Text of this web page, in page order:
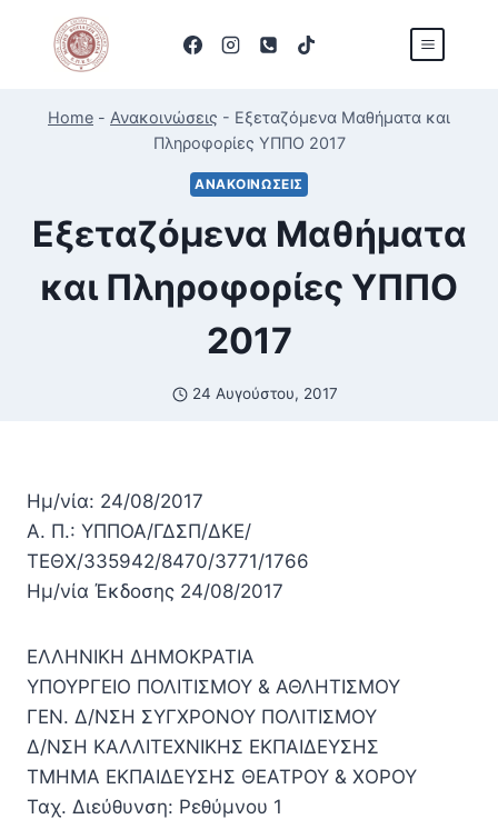
content
Home - Ανακοινώσεις - Εξεταζόμενα Μαθήματα και
Πληροφορίες ΥΠΠΟ 2017
ΑΝΑΚΟΙΝΏΣΕΙΣ
Εξεταζόμενα Μαθήματα
και Πληροφορίες ΥΠΠΟ
2017
24 Αυγούστου, 2017
Ημ/νία: 24/08/2017
A. Π.: ΥΠΠΟΑ/ΓΔΣΠ/ΔΚΕ/
ΤΕΘΧ/335942/8470/3771/1766
Ημ/νία Έκδοσης 24/08/2017
ΕΛΛΗΝΙΚΗ ΔΗΜΟΚΡΑΤΙΑ
ΥΠΟΥΡΓΕΙΟ ΠΟΛΙΤΙΣΜΟΥ & ΑΘΛΗΤΙΣΜΟΥ
ΓΕΝ. Δ/ΝΣΗ ΣΥΓΧΡΟΝΟΥ ΠΟΛΙΤΙΣΜΟΥ
Δ/ΝΣΗ ΚΑΛΛΙΤΕΧΝΙΚΗΣ ΕΚΠΑΙΔΕΥΣΗΣ
ΤΜΗΜΑ ΕΚΠΑΙΔΕΥΣΗΣ ΘΕΑΤΡΟΥ & ΧΟΡΟΥ
Ταχ. Διεύθυνση: Ρεθύμνου 1